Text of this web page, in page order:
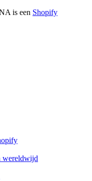
is een Shopify
wereldwijd